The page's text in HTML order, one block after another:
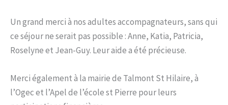
Un grand merci à nos adultes accompagnateurs, sans qui
ce séjour ne serait pas possible : Anne, Katia, Patricia,
Roselyne et Jean-Guy. Leur aide a été précieuse.
Merci également à la mairie de Talmont St Hilaire, à
l’Ogec et l’Apel de l’école st Pierre pour leurs